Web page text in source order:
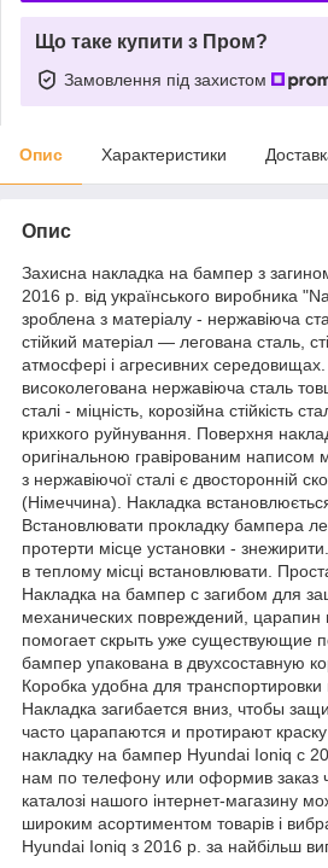
Що таке купити з Пром?
Замовлення під захистом
Опис Характеристики
Опис
Захисна накладка на бампер з
2016 р. від українського виробника
зроблена з матеріалу - нержавіюча
стійкий матеріал — легована сталь,
атмосфері і агресивних
високолегована нержавіюча сталь
сталі - міцність, корозійна стійкість
крихкого руйнування. Поверхня
оригінальною гравірованим написом
з нержавіючої сталі є двосторонній
(Німеччина). Накладка
Встановлювати прокладку бампера
протерти місце установки -
в теплому місці встановлювати.
Накладка на бампер с загибом для
механических повреждений, царапин
помогает скрыть уже существующие
бампер упакована в двухсоставную
Коробка удобна для транспортировки
Накладка загибается вниз, чтобы
часто царапаются и протирают
накладку на бампер Hyundai Ioniq с
нам по телефону или оформив заказ
каталозі нашого інтернет-магазину
широким асортиментом товарів і
Hyundai Ioniq з 2016 р. за найбільш